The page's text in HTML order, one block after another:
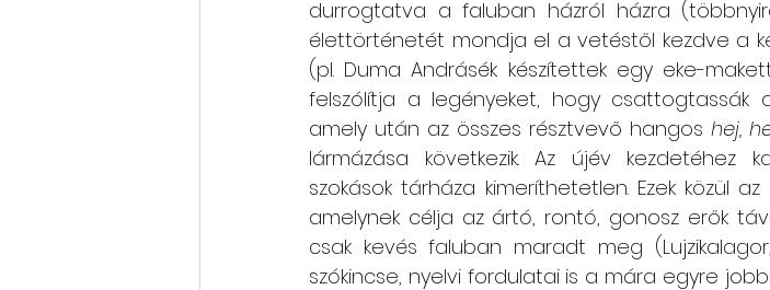
durrogtatva a faluban házról házra
élettörténetét mondja el a vetéstől kezdve a
(pl. Duma Andrásék készítettek egy eke-
felszólítja a legényeket, hogy csattogtassák
amely után az összes résztvevő hangos hej,
lármázása következik. Az újév kezdetéhez
szokások tárháza kimeríthetetlen. Ezek közül
amelynek célja az ártó, rontó, gonosz erők
csak kevés faluban maradt meg
szókincse, nyelvi fordulatai is a mára egyre